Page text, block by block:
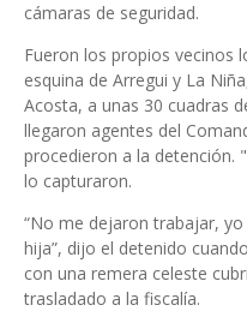
cámaras de seguridad.
Fueron los propios vecinos
esquina de Arregui y La
Acosta, a unas 30 cuadras
llegaron agentes del
procedieron a la detención.
lo capturaron.
“No me dejaron trabajar,
hija”, dijo el detenido
con una remera celeste
trasladado a la fiscalía.